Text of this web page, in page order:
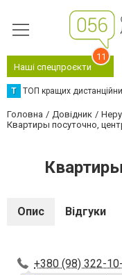
Наші спецпроєкти
11
Т ТОП кращих
Головна Довідник
Квартиры посуточно,
Опис Відгуки
+380 (98) 322-